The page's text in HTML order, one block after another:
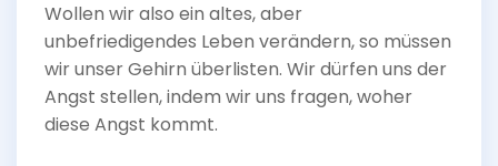
Wollen wir also ein altes, aber
unbefriedigendes Leben verändern, so müssen
wir unser Gehirn überlisten. Wir dürfen uns der
Angst stellen, indem wir uns fragen, woher
diese Angst kommt.